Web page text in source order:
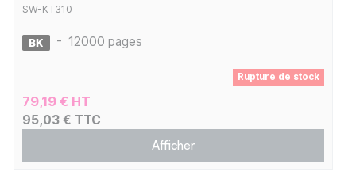
SW-KT310
- 12000 pages
Rupture de stock
79,19 € HT
95,03 € TTC
Afficher